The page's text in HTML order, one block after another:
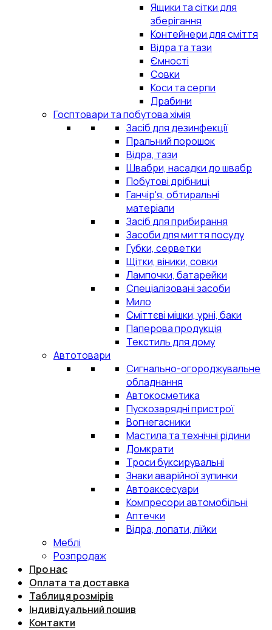
Ящики та сітки для
зберігання
Контейнери для сміття
Відра та тази
Ємності
Совки
Коси та серпи
Драбини
Госптовари та побутова хімія
Засіб для дезинфекції
Пральний порошок
Відра, тази
Швабри, насадки до швабр
Побутові дрібниці
Ганчір'я, обтиральні
матеріали
Засіб для прибирання
Засоби для миття посуду
Губки, серветки
Щітки, віники, совки
Лампочки, батарейки
Спеціалізовані засоби
Мило
Сміттєві мішки, урні, баки
Паперова продукція
Текстиль для дому
Автотовари
Сигнально-огороджувальне
обладнання
Автокосметика
Пускозарядні пристрої
Вогнегасники
Мастила та технічні рідини
Домкрати
Троси буксирувальні
Знаки аварійної зупинки
Автоаксесуари
Компресори автомобільні
Аптечки
Відра, лопати, лійки
Меблі
Розпродаж
Про нас
Оплата та доставка
Таблиця розмірів
Індивідуальний пошив
Контакти